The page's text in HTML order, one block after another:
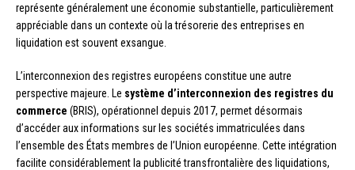
représente généralement une économie substantielle, particulièrement
appréciable dans un contexte où la trésorerie des entreprises en
liquidation est souvent exsangue.
L’interconnexion des registres européens constitue une autre
perspective majeure. Le système d’interconnexion des registres du
commerce (BRIS), opérationnel depuis 2017, permet désormais
d’accéder aux informations sur les sociétés immatriculées dans
l’ensemble des États membres de l’Union européenne. Cette intégration
facilite considérablement la publicité transfrontalière des liquidations,